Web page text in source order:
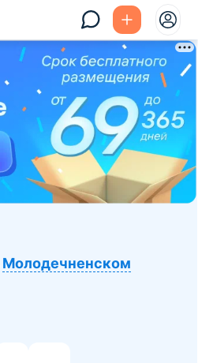
Молодечненском